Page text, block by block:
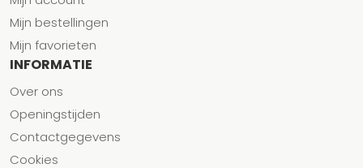
Mijn bestellingen
Mijn favorieten
INFORMATIE
Over ons
Openingstijden
Contactgegevens
Cookies